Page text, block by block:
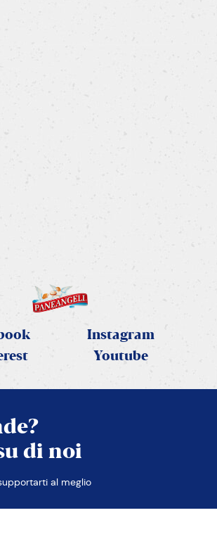
intreccio salato, soffice e scenografico
Instagram
Youtube
di noi
al meglio